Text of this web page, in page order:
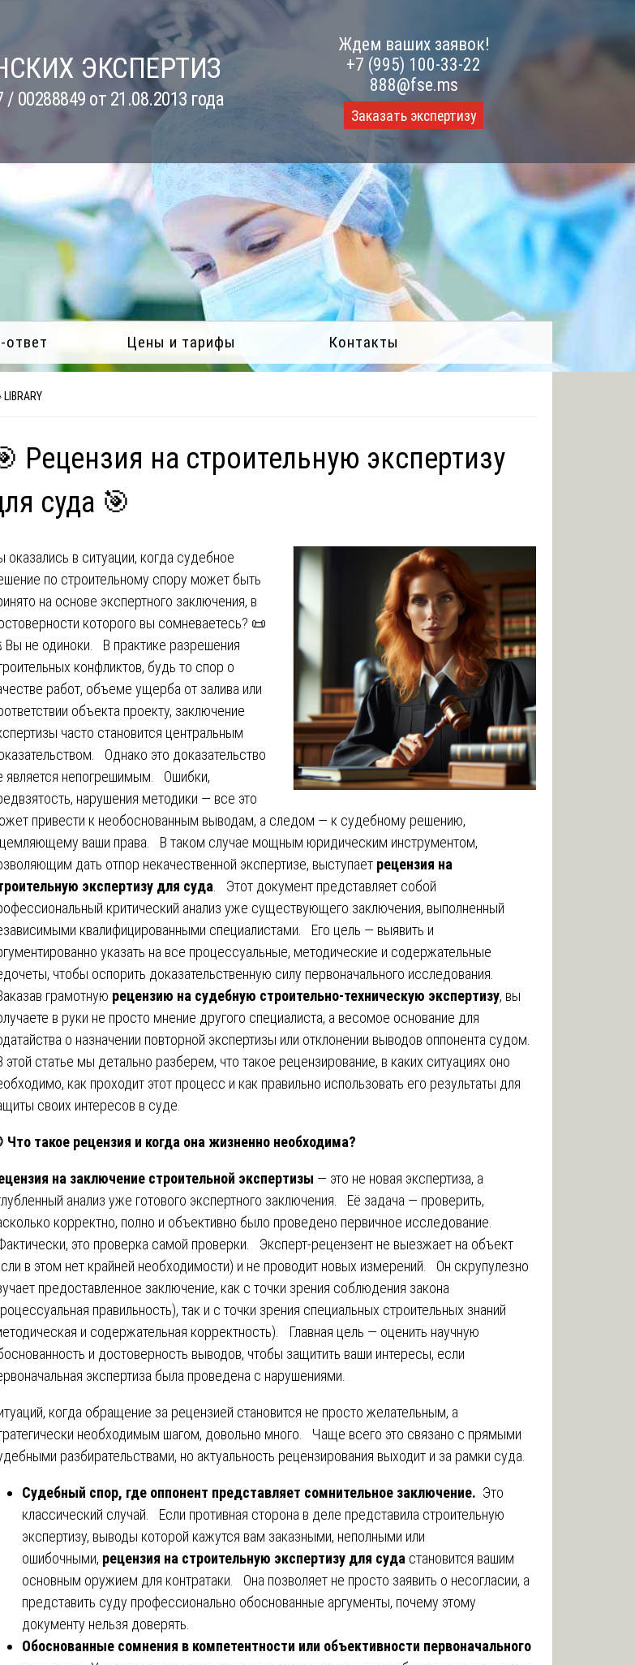
ЭКСПЕРТИЗ
от 21.08.2013 года
Ждем ваших заявок!
+7 (995) 100-33-22
888@fse.ms
Заказать экспертизу
ответ Цены и тарифы Контакты
LIBRARY
Рецензия на строительную экспертизу
суда 🎯
оказались в ситуации, когда судебное
по строительному спору может быть
на основе экспертного заключения, в
которого вы сомневаетесь? 📜
не одиноки. В практике разрешения
конфликтов, будь то спор о
работ, объеме ущерба от залива или
объекта проекту, заключение
часто становится центральным
Однако это доказательство
является непогрешимым. Ошибки,
нарушения методики — все это
привести к необоснованным выводам, а следом — к судебному решению,
ваши права. В таком случае мощным юридическим инструментом,
дать отпор некачественной экспертизе, выступает рецензия на
экспертизу для суда . Этот документ представляет собой
критический анализ уже существующего заключения, выполненный
квалифицированными специалистами. Его цель — выявить и
указать на все процессуальные, методические и содержательные
чтобы оспорить доказательственную силу первоначального исследования.
грамотную рецензию на судебную строительно-техническую экспертизу, вы
в руки не просто мнение другого специалиста, а весомое основание для
о назначении повторной экспертизы или отклонении выводов оппонента судом.
этой статье мы детально разберем, что такое рецензирование, в каких ситуациях оно
как проходит этот процесс и как правильно использовать его результаты для
своих интересов в суде.
Что такое рецензия и когда она жизненно необходима?
на заключение строительной экспертизы — это не новая экспертиза, а
анализ уже готового экспертного заключения. Её задача — проверить,
корректно, полно и объективно было проведено первичное исследование.
это проверка самой проверки. Эксперт-рецензент не выезжает на объект
в этом нет крайней необходимости) и не проводит новых измерений. Он скрупулезно
предоставленное заключение, как с точки зрения соблюдения закона
правильность), так и с точки зрения специальных строительных знаний
и содержательная корректность). Главная цель — оценить научную
и достоверность выводов, чтобы защитить ваши интересы, если
экспертиза была проведена с нарушениями.
когда обращение за рецензией становится не просто желательным, а
необходимым шагом, довольно много. Чаще всего это связано с прямыми
разбирательствами, но актуальность рецензирования выходит и за рамки суда.
Судебный спор, где оппонент представляет сомнительное заключение. Это
классический случай. Если противная сторона в деле представила строительную
экспертизу, выводы которой кажутся вам заказными, неполными или
ошибочными, рецензия на строительную экспертизу для суда становится вашим
основным оружием для контратаки. Она позволяет не просто заявить о несогласии, а
представить суду профессионально обоснованные аргументы, почему этому
документу нельзя доверять.
Обоснованные сомнения в компетентности или объективности первоначального